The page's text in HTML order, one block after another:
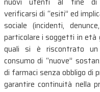
verificarsi di “esiti” ed
sociale (incidenti,
particolare i soggetti in età
quali si è riscontrato
consumo di “nuove”
di farmaci senza obbligo di
garantire continuità nella